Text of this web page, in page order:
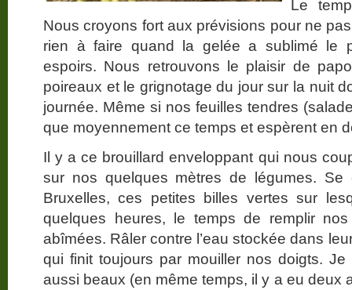
Le
Nous croyons fort aux prévisions pour ne
rien à faire quand la gelée a sublimé le
espoirs. Nous retrouvons le plaisir de
poireaux et le grignotage du jour sur la nuit
journée. Même si nos feuilles tendres
que moyennement ce temps et espèrent en
Il y a ce brouillard enveloppant qui nous
sur nos quelques mètres de légumes.
Bruxelles, ces petites billes vertes sur
quelques heures, le temps de remplir
abîmées. Râler contre l’eau stockée dans
qui finit toujours par mouiller nos doigts.
aussi beaux (en même temps, il y a eu deux